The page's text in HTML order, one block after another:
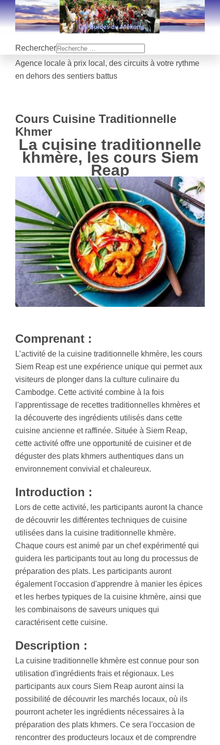
Rechercher
Agence locale à prix local, des circuits à votre rythme
en dehors des sentiers battus
Cours Cuisine Traditionnelle
Khmer
La cuisine traditionnelle
khmère, les cours Siem
Reap
Comprenant :
L’activité de la cuisine traditionnelle khmère, les cours
Siem Reap est une expérience unique qui permet aux
visiteurs de plonger dans la culture culinaire du
Cambodge. Cette activité combine à la fois
l'apprentissage de recettes traditionnelles khmères et
la découverte des ingrédients utilisés dans cette
cuisine ancienne et raffinée. Située à Siem Reap,
cette activité offre une opportunité de cuisiner et de
déguster des plats khmers authentiques dans un
environnement convivial et chaleureux.
Introduction :
Lors de cette activité, les participants auront la chance
de découvrir les différentes techniques de cuisine
utilisées dans la cuisine traditionnelle khmère.
Chaque cours est animé par un chef expérimenté qui
guidera les participants tout au long du processus de
préparation des plats. Les participants auront
également l'occasion d'apprendre à manier les épices
et les herbes typiques de la cuisine khmère, ainsi que
les combinaisons de saveurs uniques qui
caractérisent cette cuisine.
Description :
La cuisine traditionnelle khmère est connue pour son
utilisation d'ingrédients frais et régionaux. Les
participants aux cours Siem Reap auront ainsi la
possibilité de découvrir les marchés locaux, où ils
pourront acheter les ingrédients nécessaires à la
préparation des plats khmers. Ce sera l'occasion de
rencontrer des producteurs locaux et de comprendre